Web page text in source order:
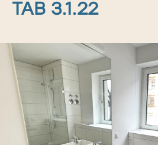
TAB 3.1.22